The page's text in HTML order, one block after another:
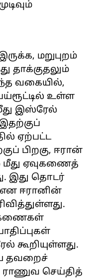
மறுபுறம்
தாக்குதலும்
வகையில்,
உள்ள
இஸ்ரேல்
ஏற்பட்ட
பிறகு, ஈரான்
ஏவுகணைத்
இது தொடர்
ஈரானின்
கூறியுள்ளது.
தவறைச்
செய்தித்